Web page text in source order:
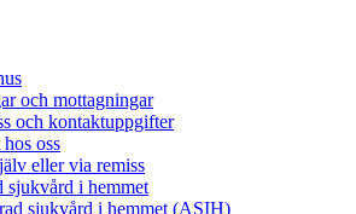
och mottagningar
och kontaktuppgifter
oss
eller via remiss
sjukvård i hemmet
sjukvård i hemmet (ASIH)